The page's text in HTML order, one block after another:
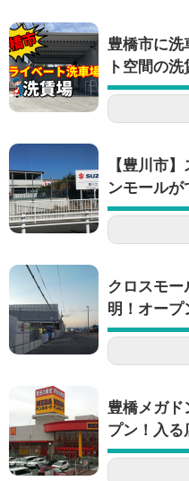
豊橋市に洗
ト空間の
【豊川市
ンモールが
クロスモー
明！オープ
豊橋メガド
プン！入る